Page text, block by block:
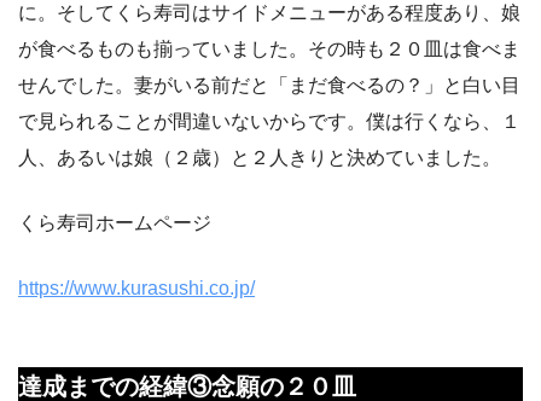
に。そしてくら寿司はサイドメニューがある程度あり、娘
が食べるものも揃っていました。その時も２０皿は食べま
せんでした。妻がいる前だと「まだ食べるの？」と白い目
で見られることが間違いないからです。僕は行くなら、１
人、あるいは娘（２歳）と２人きりと決めていました。
くら寿司ホームページ
https://www.kurasushi.co.jp/
達成までの経緯③念願の２０皿